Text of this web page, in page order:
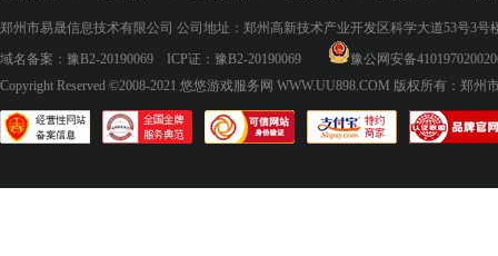
郑州市易晟信息技术有限公司 公司地址：郑州高新技术产业开发区科学大道53号3号
域名备案： 豫B2-20190069 ICP证： 豫B2-20190069
豫公网安备
Copyright Reserved ©2008-2021 悠悠游戏服务网 WWW.UU898.COM 版权所有：郑州